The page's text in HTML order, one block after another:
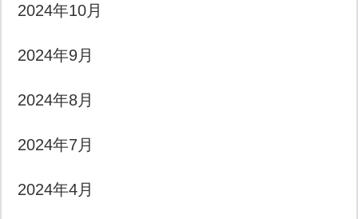
2024年10月
2024年9月
2024年8月
2024年7月
2024年4月